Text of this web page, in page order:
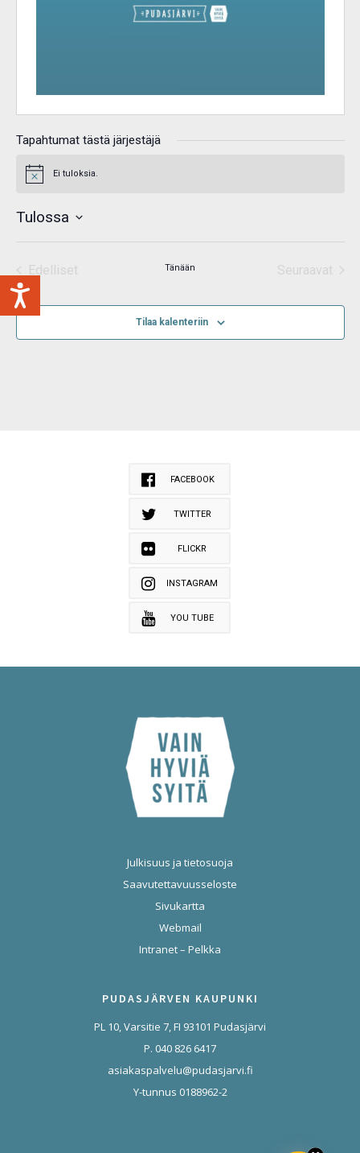
Tapahtumat tästä järjestäjä
Notice Ei tuloksia.
Tulossa
Valitse
päivä.Edelliset
Tänään
Seuraavat
Tilaa kalenteriin
FACEBOOK
TWITTER
FLICKR
INSTAGRAM
YOU TUBE
Julkisuus ja tietosuoja
Saavutettavuusseloste
Sivukartta
Webmail
Intranet – Pelkka
PUDASJÄRVEN KAUPUNKI
PL 10, Varsitie 7, FI 93101 Pudasjärvi
P. 040 826 6417
asiakaspalvelu@pudasjarvi.fi
Y-tunnus 0188962-2